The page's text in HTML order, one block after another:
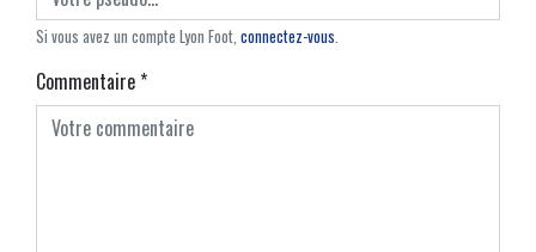
Si vous avez un compte Lyon Foot, connectez-vous.
Commentaire*